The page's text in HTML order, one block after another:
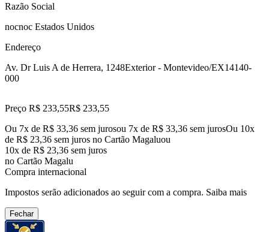
Razão Social
nocnoc Estados Unidos
Endereço
Av. Dr Luis A de Herrera, 1248Exterior - Montevideo/EX14140-
000
Preço R$ 233,55R$ 233,55
Ou 7x de R$ 33,36 sem jurosou 7x de R$ 33,36 sem jurosOu 10x
de R$ 23,36 sem juros no Cartão Magaluou
10x de R$ 23,36 sem juros
no Cartão Magalu
Compra internacional
Impostos serão adicionados ao seguir com a compra. Saiba mais
Fechar